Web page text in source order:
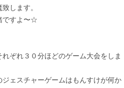
します。
ですよ〜☆
ぞれ３０分ほどのゲーム大会をしま
ジェスチャーゲームはもんすけが何か